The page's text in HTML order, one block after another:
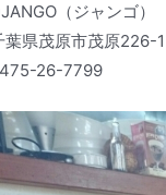
（ジャンゴ）
葉県茂原市茂原226-1
26-7799